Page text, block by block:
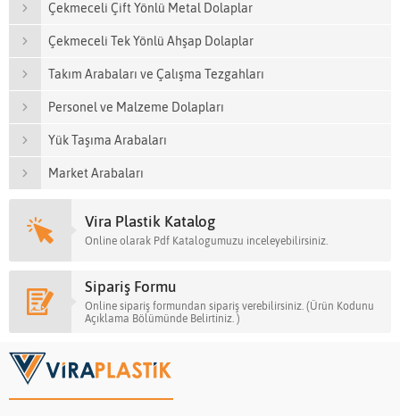
Çekmeceli Çift Yönlü Metal Dolaplar
Çekmeceli Tek Yönlü Ahşap Dolaplar
Takım Arabaları ve Çalışma Tezgahları
Personel ve Malzeme Dolapları
Yük Taşıma Arabaları
Market Arabaları
Vira Plastik Katalog
Online olarak Pdf Katalogumuzu inceleyebilirsiniz.
Sipariş Formu
Online sipariş formundan sipariş verebilirsiniz. (Ürün Kodunu
Açıklama Bölümünde Belirtiniz. )